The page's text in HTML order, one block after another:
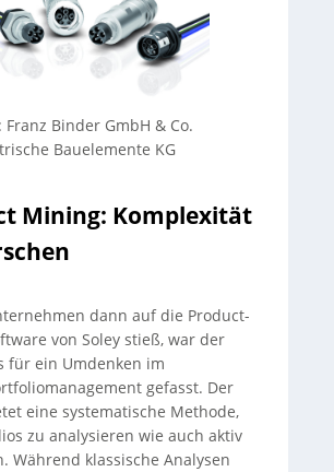
Franz Binder GmbH & Co.
Bauelemente KG
Mining: Komplexität
dann auf die Product-
von Soley stieß, war der
für ein Umdenken im
gefasst. Der
eine systematische Methode,
zu analysieren wie auch aktiv
Während klassische Analysen